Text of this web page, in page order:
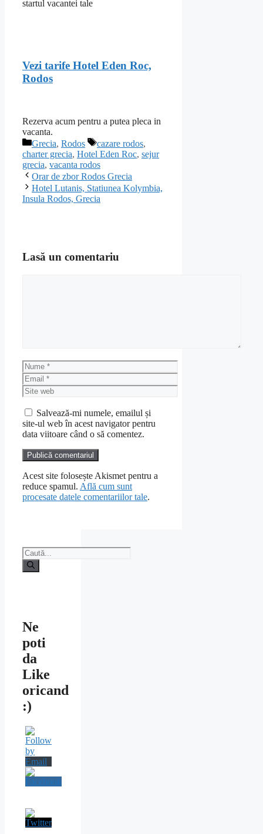
startul vacantei tale
Vezi tarife Hotel Eden Roc,
Rodos
Rezerva acum pentru a putea pleca in
vacanta.
Categorii
Grecia, Rodos Etichete
cazare rodos,
charter grecia, Hotel Eden Roc, sejur
grecia, vacanta rodos
Orar de zbor Rodos Grecia
Hotel Lutanis, Statiunea Kolymbia,
Insula Rodos, Grecia
Lasă un comentariu
Nume
Email
Site
web
Salvează-mi numele, emailul și
site-ul web în acest navigator pentru
data viitoare când o să comentez.
Acest site folosește Akismet pentru a
reduce spamul. Află cum sunt
procesate datele comentariilor tale.
Caută
după:
Ne
poti
da
Like
oricand
:)